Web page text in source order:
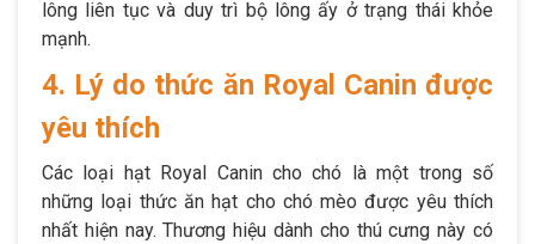
lông liên tục và duy trì bộ lông ấy ở trạng thái khỏe
mạnh.
4. Lý do thức ăn Royal Canin được
yêu thích
Các loại hạt Royal Canin cho chó là một trong số
những loại thức ăn hạt cho chó mèo được yêu thích
nhất hiện nay. Thương hiệu dành cho thú cưng này có